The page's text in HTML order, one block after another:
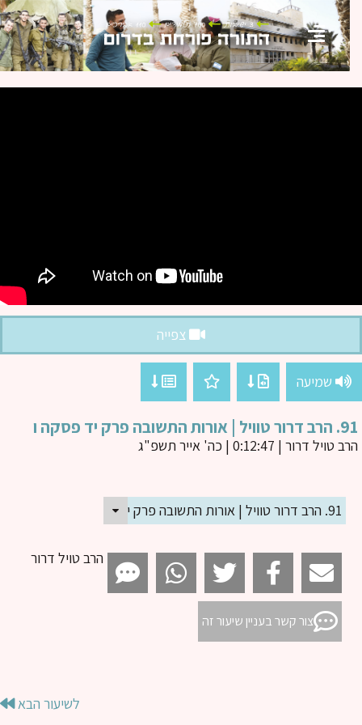
צפייה
שמיעה
פרק יד פסקה ו
טויל דרור| 0:12:47 | כה' אייר תשפ"ג
91. הרב דרור טוויל | אורות התשובה פרק יד פסקה ו
הרב טויל דרור
צור קשר בעניין שיעור זה
לשיעור הבא